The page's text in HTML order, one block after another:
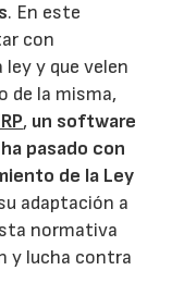
. En este
con
y que velen
de la misma,
, un software
pasado con
de la Ley
adaptación a
normativa
y lucha contra